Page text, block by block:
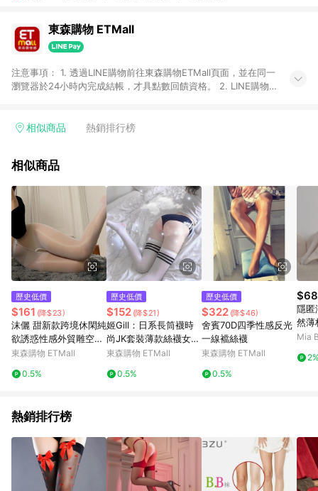
東森購物 ETMall
注意事項： 1. 透過LINE購物前往東森購物ETMall頁面，並在同一
瀏覽器於24小時內完成結帳，才具點數回饋資格。 2. LINE購物
單，皆不在點數回饋範圍內。 3. 如購買以下類別商品，將無法獲
球嚴選、商城、專案商品、「草莓網」全館商品。 4. 如取消訂
回饋。 5. 點數回饋會扣除所有折扣優惠後之最終發票金額計算，
實際回饋請依LINE購物通知為主。 6. 訂單如有使用東森購物
ETMall站內之折扣優惠(包含但不限於東森幣、樂透金、東森現金
券等)，不具點數回饋資格。詳細請依東森購物ETMall之結帳頁面
顯示為準。 7. LINE購物設有「單一商品最高回饋點數」機制(特
殊活動時開放「回饋無上限」)，以同一訂單中同一商品不論件數
計算，並依訂單成立時間當下LINE購物所設定的回饋機制為準。
如顯示之商品規格、顏色、價位、贈品與東森購物ETMall銷售網
頁不符，以銷售網頁標示為準。 9. 若有贈點爭議，請務必於訂單
日期+180天以內至LINE購物客服洽詢；若超過180天(含)以上進
行申訴，恕無法贈點回饋。 10. 部分點數紅包僅限指定商品使
用，或不適用於無回饋商品。各點數紅包之適用商品與使用條件
請依點數紅包頁面規則為準。
相似商品 熱銷排行榜
相似商品
歷史低價
$161 (降$23)
沫儷 甜新款跨境休閑純
欲誘惑性感外貿雕空兩
面性感黑絲女
東森購物 ETMall
0.5%
歷史低價
$152 (降$21)
姬Gill：日系長筒襪時
尚JK套裝薄款絲襪女顯
瘦性感防滑
東森購物 ETMall
0.5%
歷史低價
$322 (降$46)
舍賓70D四季性感反光
一線襠絲襪
東森購物 ETMall
0.5%
隱匿
然薄
Mia
熱銷排行榜